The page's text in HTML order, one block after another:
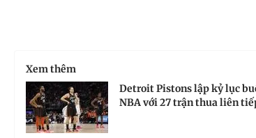
Xem thêm
Detroit Pistons lập kỷ lục
NBA với 27 trận thua liên